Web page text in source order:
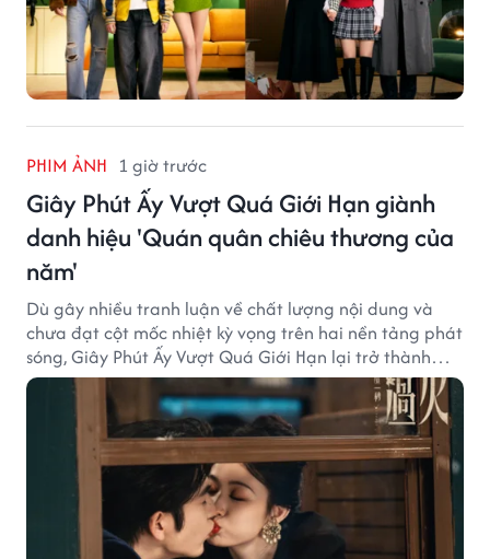
PHIM ẢNH 1 giờ trước
Giây Phút Ấy Vượt Quá Giới Hạn giành
danh hiệu 'Quán quân chiêu thương của
năm'
Dù gây nhiều tranh luận về chất lượng nội dung và
chưa đạt cột mốc nhiệt kỳ vọng trên hai nền tảng phát
sóng, Giây Phút Ấy Vượt Quá Giới Hạn lại trở thành
hiện tượng ở khía cạnh thương mại.